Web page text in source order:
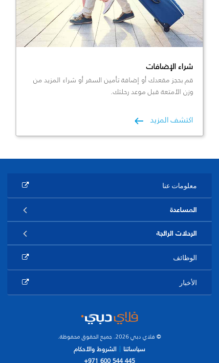
شراء الإضافات
قم بحجز مقعدك أو إضافة تأمين السفر أو شراء المزيد من
وزن الأمتعة قبل موعد رحلتك.
اكتشف المزيد
© فلاي دبي 2026. جميع الحقوق محفوظة.
سياساتنا
الشروط والأحكام
معلومات عنا
المساعدة
الرحلات الرائجة
الوظائف
الأخبار